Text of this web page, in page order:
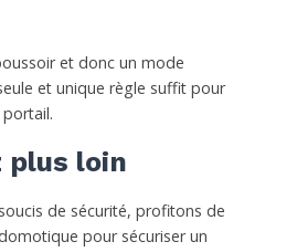
et donc un mode
et unique règle suffit pour
plus loin
de sécurité, profitons de
pour sécuriser un